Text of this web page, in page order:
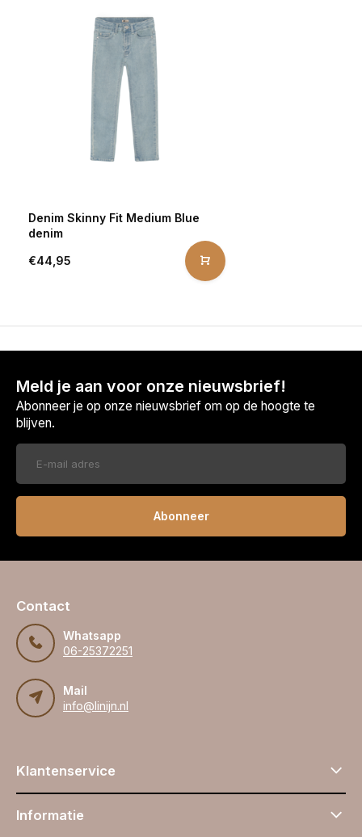
Denim Skinny Fit Medium Blue
denim
€44,95
Meld je aan voor onze nieuwsbrief!
Abonneer je op onze nieuwsbrief om op de hoogte te
blijven.
Abonneer
Contact
Whatsapp
06-25372251
Mail
info@linijn.nl
Klantenservice
Informatie